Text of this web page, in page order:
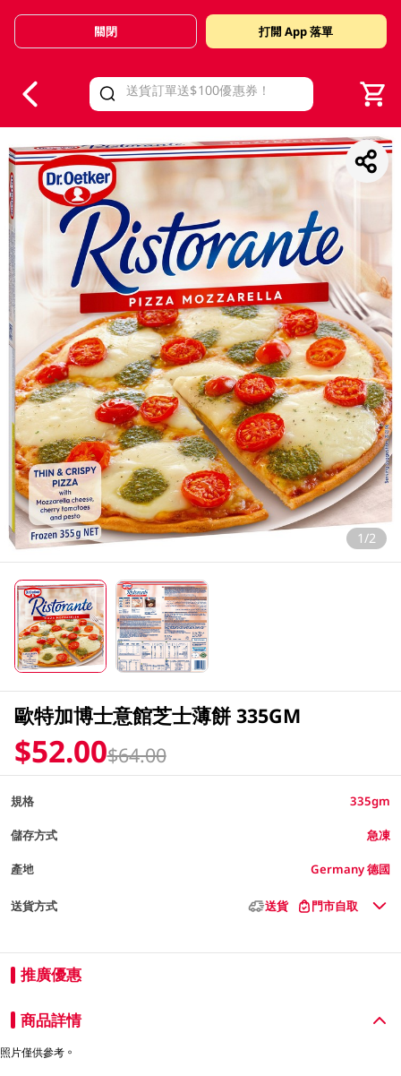
Valid Until 30 June 2026
關閉 打開 App 落單
1/2
歐特加博士意館芝士薄餅 335GM
$52.00$64.00
規格 335gm
儲存方式 急凍
產地 Germany 德國
送貨方式 送貨 門市自取
推廣優惠
商品詳情
照片僅供參考。